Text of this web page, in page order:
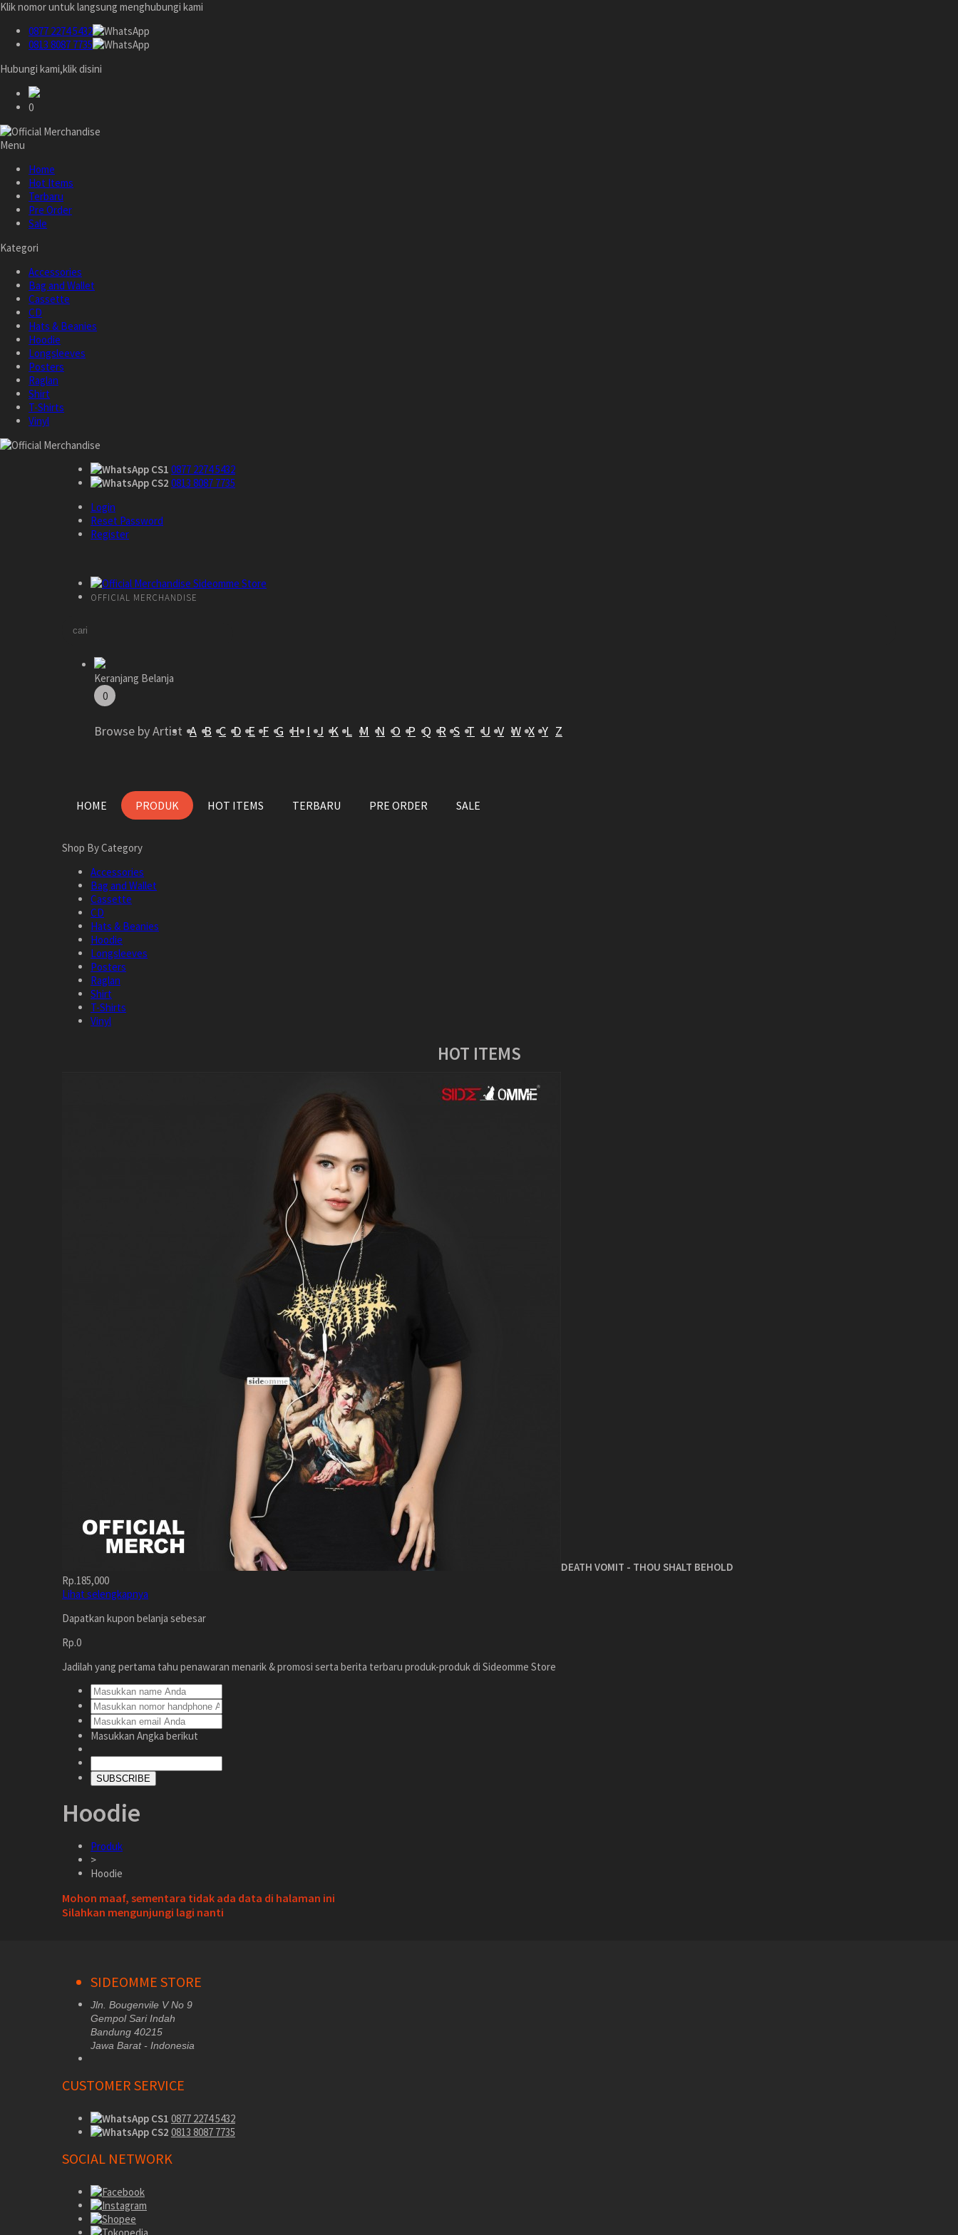
Klik nomor untuk langsung menghubungi kami
0877 2274 5432
0813 8087 7735
Hubungi kami,klik disini
0
Menu
Home
Hot Items
Terbaru
Pre Order
Sale
Kategori
Accessories
Bag and Wallet
Cassette
CD
Hats & Beanies
Hoodie
Longsleeves
Posters
Raglan
Shirt
T-Shirts
Vinyl
CS1 0877 2274 5432
CS2 0813 8087 7735
Login
Reset Password
Register
OFFICIAL MERCHANDISE
Keranjang Belanja
0
Browse by Artist A B C D E F G H I J K L M N O P Q R S T U V W X Y Z
HOME PRODUK HOT ITEMS TERBARU PRE ORDER SALE
Shop By Category
Accessories
Bag and Wallet
Cassette
CD
Hats & Beanies
Hoodie
Longsleeves
Posters
Raglan
Shirt
T-Shirts
Vinyl
HOT ITEMS
DEATH VOMIT - THOU SHALT BEHOLD
Rp.185,000
Lihat selengkapnya
Dapatkan kupon belanja sebesar
Rp.0
Jadilah yang pertama tahu penawaran menarik & promosi serta berita terbaru produk-produk di Sideomme Store
Masukkan Angka berikut
SUBSCRIBE
Hoodie
Produk
>
Hoodie
Mohon maaf, sementara tidak ada data di halaman ini
Silahkan mengunjungi lagi nanti
SIDEOMME STORE
Jln. Bougenvile V No 9
Gempol Sari Indah
Bandung 40215
Jawa Barat - Indonesia
CUSTOMER SERVICE
CS1 0877 2274 5432
CS2 0813 8087 7735
SOCIAL NETWORK